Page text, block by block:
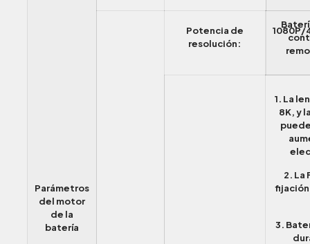
Parámetros
del motor
de la
batería
Potencia de
resolución:
1080P/
1. La
8K, y
2. La
3.